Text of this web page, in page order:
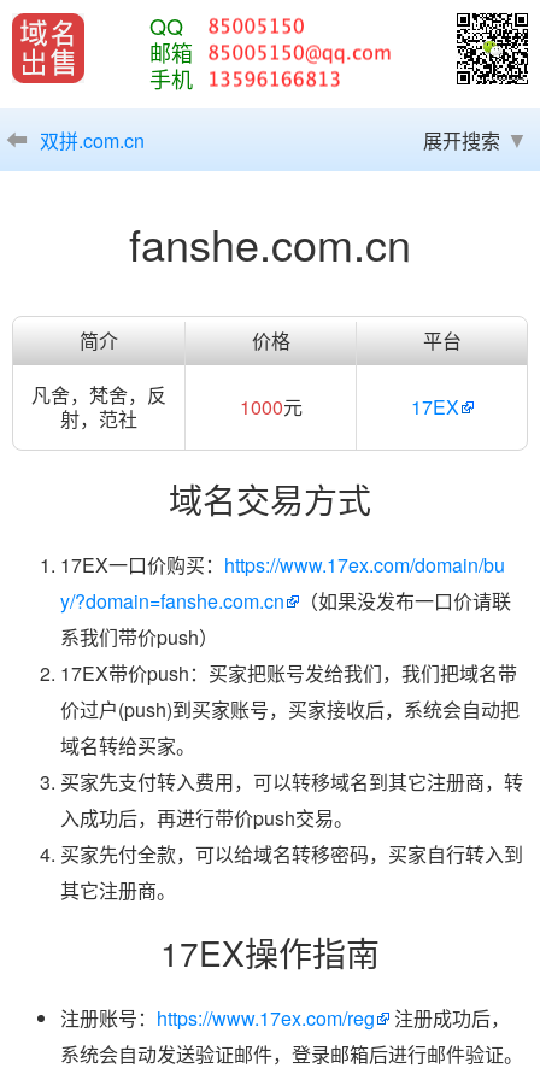
QQ
邮箱
手机
双拼.com.cn 展开搜索
fanshe.com.cn
简介 价格
平台
凡舍，梵舍，反
射，范社
1000元 17EX
域名交易方式
17EX一口价购买： https://www.17ex.com/domain/bu
y/?domain=fanshe.com.cn
（如果没发布一口价请联
系我们带价push）
17EX带价push：买家把账号发给我们，我们把域名带
价过户(push)到买家账号，买家接收后，系统会自动把
域名转给买家。
买家先支付转入费用，可以转移域名到其它注册商，转
入成功后，再进行带价push交易。
买家先付全款，可以给域名转移密码，买家自行转入到
其它注册商。
17EX操作指南
注册账号： https://www.17ex.com/reg
注册成功后，
系统会自动发送验证邮件，登录邮箱后进行邮件验证。